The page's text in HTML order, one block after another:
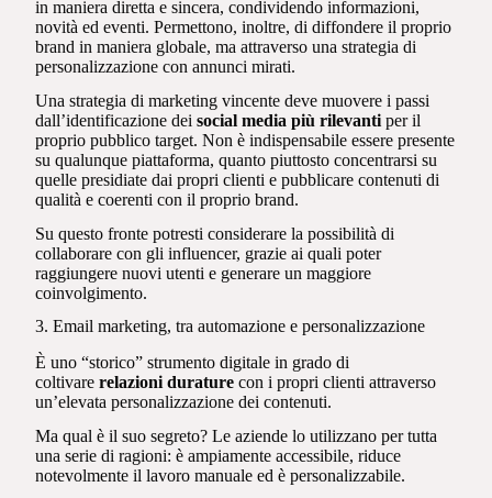
in maniera diretta e sincera, condividendo informazioni,
novità ed eventi. Permettono, inoltre, di diffondere il proprio
brand in maniera globale, ma attraverso una strategia di
personalizzazione con annunci mirati.
Una strategia di marketing vincente deve muovere i passi
dall’identificazione deisocial media più rilevanti per il
proprio pubblico target. Non è indispensabile essere presente
su qualunque piattaforma, quanto piuttosto concentrarsi su
quelle presidiate dai propri clienti e pubblicare contenuti di
qualità e coerenti con il proprio brand.
Su questo fronte potresti considerare la possibilità di
collaborare con gli influencer, grazie ai quali poter
raggiungere nuovi utenti e generare un maggiore
coinvolgimento.
3. Email marketing, tra automazione e personalizzazione
È uno “storico” strumento digitale in grado di
coltivare relazioni durature con i propri clienti attraverso
un’elevata personalizzazione dei contenuti.
Ma qual è il suo segreto? Le aziende lo utilizzano per tutta
una serie di ragioni: è ampiamente accessibile, riduce
notevolmente il lavoro manuale ed è personalizzabile.